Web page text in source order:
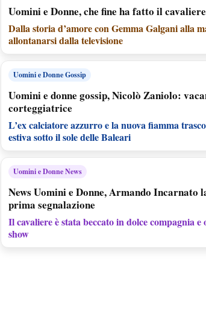
Uomini e Donne, che fine ha fatto il
Dalla storia d’amore con Gemma Galgani alla
allontanarsi dalla televisione
Uomini e Donne Gossip
Uomini e donne gossip, Nicolò Zaniolo:
corteggiatrice
L’ex calciatore azzurro e la nuova fiamma
estiva sotto il sole delle Baleari
Uomini e Donne News
News Uomini e Donne, Armando Incarnato
prima segnalazione
Il cavaliere è stata beccato in dolce compagnia
show